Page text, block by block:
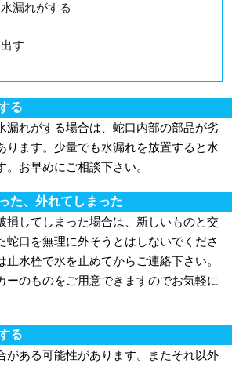
漏れがする
す
る
漏れがする場合は、蛇口内部の部品が劣
ります。少量でも水漏れを放置すると水
お早めにご相談下さい。
た、外れてしまった
損してしまった場合は、新しいものと交
蛇口を無理に外そうとはしないでくださ
止水栓で水を止めてからご連絡下さい。
ーのものをご用意できますのでお気軽に
る
がある可能性があります。またそれ以外